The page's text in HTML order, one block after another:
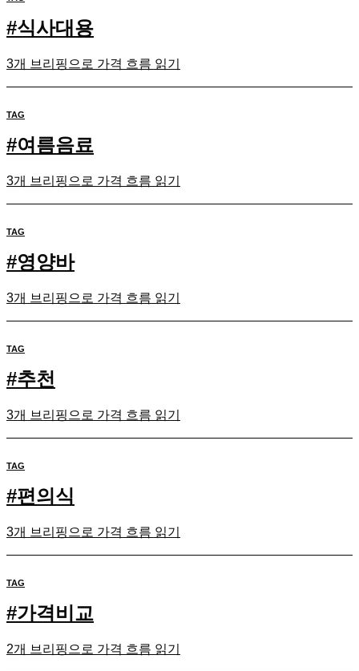
#식사대용
3개 브리핑으로 가격 흐름 읽기
TAG
#여름음료
3개 브리핑으로 가격 흐름 읽기
TAG
#영양바
3개 브리핑으로 가격 흐름 읽기
TAG
#추천
3개 브리핑으로 가격 흐름 읽기
TAG
#편의식
3개 브리핑으로 가격 흐름 읽기
TAG
#가격비교
2개 브리핑으로 가격 흐름 읽기